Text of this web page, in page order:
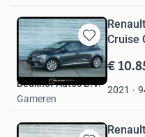
Bewaren
in
Mijn
Favorieten
Cruise
€
2021
Beukhof Auto's B.V.
Gameren